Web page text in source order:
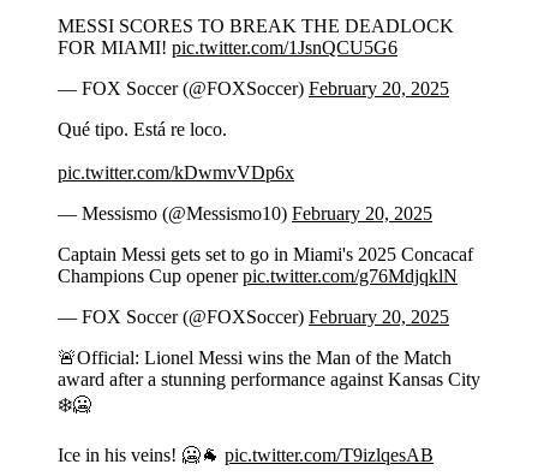
MESSI SCORES TO BREAK THE DEADLOCK
FOR MIAMI! pic.twitter.com/1JsnQCU5G6
— FOX Soccer (@FOXSoccer) February 20, 2025
Qué tipo. Está re loco.
pic.twitter.com/kDwmvVDp6x
— Messismo (@Messismo10) February 20, 2025
Captain Messi gets set to go in Miami's 2025 Concacaf
Champions Cup openerpic.twitter.com/g76MdjqklN
— FOX Soccer (@FOXSoccer) February 20, 2025
🚨Official: Lionel Messi wins the Man of the Match
award after a stunning performance against Kansas City
❄️🥶
Ice in his veins! 🥶🐐 pic.twitter.com/T9izlqesAB